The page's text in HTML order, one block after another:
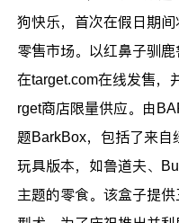
狗快乐，首次在假日期
零售市场。以红鼻子驯
在target.com在线发售，
rget商店限量供应。由
题BarkBox，包括了来自
玩具版本，如鲁道夫、
主题的零食。该盒子提